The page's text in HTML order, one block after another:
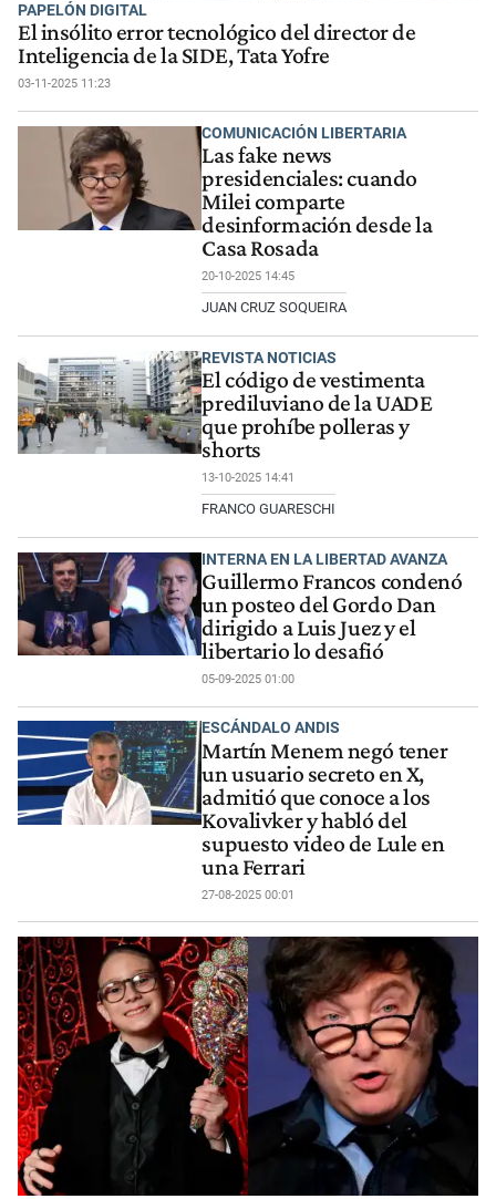
PAPELÓN DIGITAL
El insólito error tecnológico del director de
Inteligencia de la SIDE, Tata Yofre
03-11-2025 11:23
COMUNICACIÓN LIBERTARIA
Las fake news
presidenciales: cuando
Milei comparte
desinformación desde la
Casa Rosada
20-10-2025 14:45
JUAN CRUZ SOQUEIRA
REVISTA NOTICIAS
El código de vestimenta
prediluviano de la UADE
que prohíbe polleras y
shorts
13-10-2025 14:41
FRANCO GUARESCHI
INTERNA EN LA LIBERTAD AVANZA
Guillermo Francos condenó
un posteo del Gordo Dan
dirigido a Luis Juez y el
libertario lo desafió
05-09-2025 01:00
ESCÁNDALO ANDIS
Martín Menem negó tener
un usuario secreto en X,
admitió que conoce a los
Kovalivker y habló del
supuesto video de Lule en
una Ferrari
27-08-2025 00:01